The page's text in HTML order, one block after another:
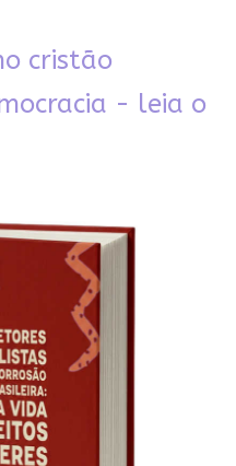
cristão
- leia o